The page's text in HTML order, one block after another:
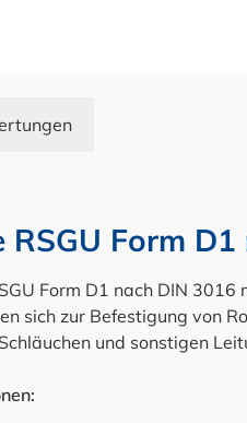
RSGU Form
Form D1 nach DIN
sich zur Befestigung von
und sonstigen